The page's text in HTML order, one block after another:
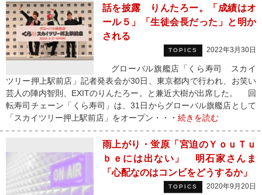
話を披露 りんたろー。「成績はオ
ール５」「生徒会長だった」と明か
される
TOPICS 2022年3月30日
グローバル旗艦店「くら寿司 スカイ
ツリー押上駅前店」記者発表会が30日、東京都内で行われ、お笑い
芸人の陣内智則、EXITのりんたろー。と兼近大樹が出席した。 回
転寿司チェーン「くら寿司」は、31日からグローバル旗艦店として
「スカイツリー押上駅前店」をオープン・・・ 続きを読む
雨上がり・蛍原「宮迫のＹｏｕＴｕ
ｂｅには出ない」 明石家さんま
「心配なのはコンビをどうするか」
TOPICS 2020年9月20日